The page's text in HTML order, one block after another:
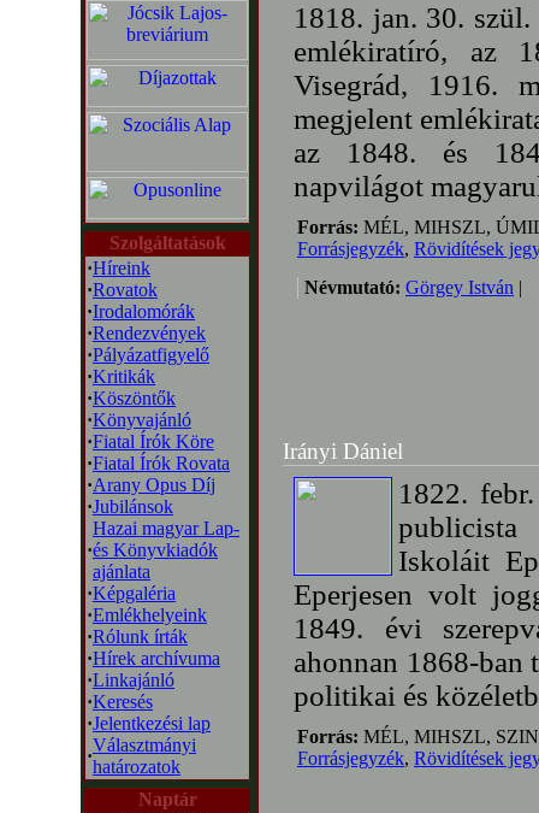
Szolgáltatások
·Híreink
·Rovatok
·Irodalomórák
·Rendezvények
·Pályázatfigyelő
·Kritikák
·Köszöntők
·Könyvajánló
·Fiatal Írók Köre
·Fiatal Írók Rovata
·Arany Opus Díj
·Jubilánsok
·
Hazai magyar Lap-
és Könyvkiadók
ajánlata
·Képgaléria
·Emlékhelyeink
·Rólunk írták
·Hírek archívuma
·Linkajánló
·Keresés
·Jelentkezési lap
·
Választmányi
határozatok
Naptár
1818. jan. 30.
emlékiratíró, az
Visegrád, 1916.
megjelent
az 1848. és
napvilágot
Forrás: MÉL, MIHSZL,
Forrásjegyzék, Rövidítések
Névmutató: Görgey István |
Irányi Dániel
1822.
Iskoláit
Eperjesen volt
1849. évi
ahonnan 1868-ban
politikai és
Forrás: MÉL, MIHSZL,
Forrásjegyzék, Rövidítések